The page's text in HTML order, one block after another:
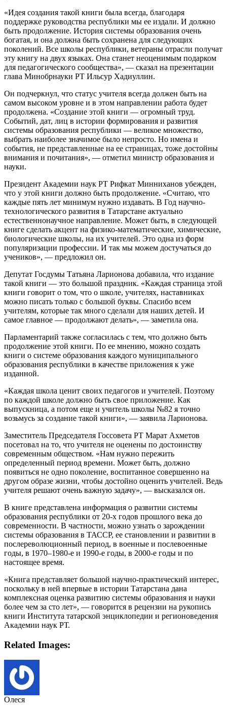
«Идея создания такой книги была всегда, благодаря
поддержке руководства республики мы ее издали. И должно
быть продолжение. История системы образования очень
богатая, и она должна быть сохранена для следующих
поколений. Все школы республики, ветераны отрасли получат
эту книгу на двух языках. Она станет неоценимым подарком
для педагогического сообщества», — сказал на презентации
глава Минобрнауки РТ Ильсур Хадиуллин.
Он подчеркнул, что статус учителя всегда должен быть на
самом высоком уровне и в этом направлении работа будет
продолжена. «Создание этой книги — огромный труд.
Событий, дат, лиц в истории формирования и развития
системы образования республики — великое множество,
выбрать наиболее значимое было непросто. Но имена и
события, не представленные на ее страницах, тоже достойны
внимания и почитания», — отметил министр образования и
науки.
Президент Академии наук РТ Рифкат Минниханов убежден,
что у этой книги должно быть продолжение. «Считаю, что
каждые пять лет минимум нужно издавать. В Год научно-
технологического развития в Татарстане актуально
естественнонаучное направление. Может быть, в следующей
книге сделать акцент на физико-математические, химические,
биологические школы, на их учителей. Это одна из форм
популяризации профессии. И так мы можем достучаться до
учеников», — предложил он.
Депутат Госдумы Татьяна Ларионова добавила, что издание
такой книги — это большой праздник. «Каждая страница этой
книги говорит о том, что о школе, учителях, наставниках
можно писать только с большой буквы. Спасибо всем
учителям, которые так много сделали для наших детей. И
самое главное — продолжают делать», — заметила она.
Парламентарий также согласилась с тем, что должно быть
продолжение этой книги. По ее мнению, можно создать
книги о системе образования каждого муниципального
образования республики в качестве приложения к уже
изданной.
«Каждая школа ценит своих педагогов и учителей. Поэтому
по каждой школе должно быть свое приложение. Как
выпускница, а потом еще и учитель школы №82 я точно
возьмусь за создание такой книги», — заявила Ларионова.
Заместитель Председателя Госсовета РТ Марат Ахметов
посетовал на то, что учителя не оценены по достоинству
современным обществом. «Нам нужно пережить
определенный период времени. Может быть, должно
появиться не одно поколение, воспитанное совершенно на
другом образе жизни, чтобы достойно оценить учителей. Ведь
учителя решают очень важную задачу», — высказался он.
В книге представлена информация о развитии системы
образования республики от 20-х годов прошлого века до
современности. В частности, можно узнать о зарождении
системы образования в ТАССР, ее становлении и развитии в
послереволюционный период, в военные и послевоенные
годы, в 1970–1980-е и 1990-е годы, в 2000-е годы и по
настоящее время.
«Книга представляет большой научно-практический интерес,
поскольку в ней впервые в истории Татарстана дана
комплексная оценка развитию системы образования и науки
более чем за сто лет», — говорится в рецензии на рукопись
книги Института татарской энциклопедии и регионоведения
Академии наук РТ.
Related Images:
Олеся